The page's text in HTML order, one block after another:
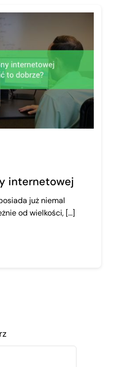
internetowej
już niemal
od wielkości, [...]